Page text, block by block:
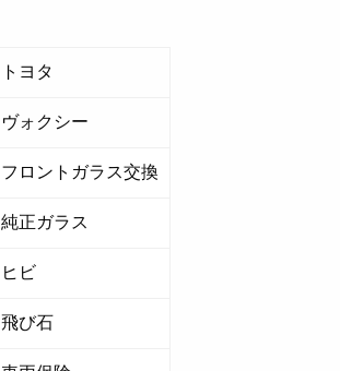
トヨタ
ヴォクシー
フロントガラス交換
純正ガラス
ヒビ
飛び石